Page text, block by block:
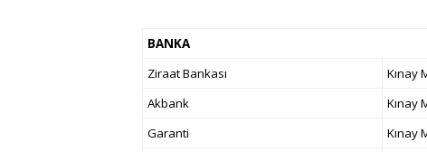
BANKA
Ziraat Bankası
Kınay
Akbank
Kınay
Garanti
Kınay